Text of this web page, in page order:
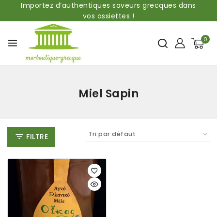
Importez d’authentiques saveurs grecques dans
vos assiettes !
0
Miel Sapin
FILTRE